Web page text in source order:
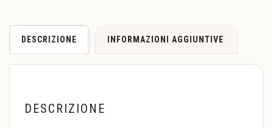
DESCRIZIONE INFORMAZIONI AGGIUNTIVE
DESCRIZIONE